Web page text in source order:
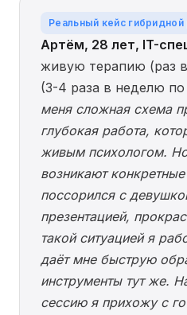
Реальный кейс
Артём, 28 лет, IT-
живую терапию (раз
(3-4 раза в неделю
меня сложная схема
глубокая работа,
живым психологом.
возникают
поссорился с
презентацией,
такой ситуацией я
даёт мне быструю
инструменты тут же.
сессию я прихожу с